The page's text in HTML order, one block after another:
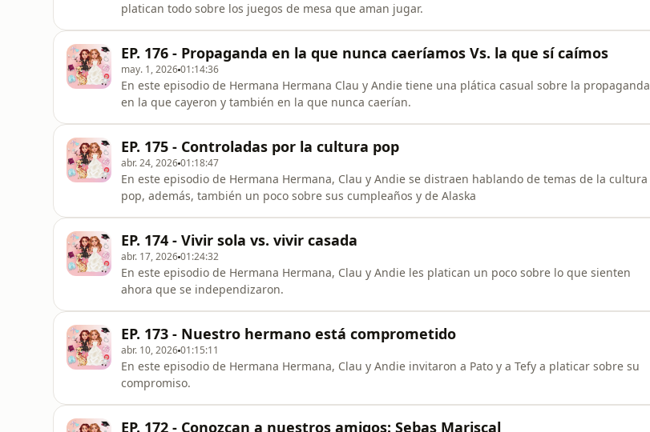
platican todo sobre los juegos de mesa que aman jugar.
EP. 176 - Propaganda en la que nunca caeríamos Vs. la que sí caímos
may. 1, 202601:14:36
En este episodio de Hermana Hermana Clau y Andie tiene una plática casual sobre la propaganda
en la que cayeron y también en la que nunca caerían.
EP. 175 - Controladas por la cultura pop
abr. 24, 202601:18:47
En este episodio de Hermana Hermana, Clau y Andie se distraen hablando de temas de la cultura
pop, además, también un poco sobre sus cumpleaños y de Alaska
EP. 174 - Vivir sola vs. vivir casada
abr. 17, 202601:24:32
En este episodio de Hermana Hermana, Clau y Andie les platican un poco sobre lo que sienten
ahora que se independizaron.
EP. 173 - Nuestro hermano está comprometido
abr. 10, 202601:15:11
En este episodio de Hermana Hermana, Clau y Andie invitaron a Pato y a Tefy a platicar sobre su
compromiso.
EP. 172 - Conozcan a nuestros amigos: Sebas Mariscal